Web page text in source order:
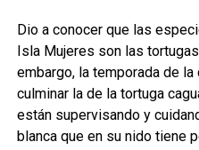
Dio a conocer que las
Isla Mujeres son las
embargo, la temporada de
culminar la de la tortuga
están supervisando y
blanca que en su nido tiene